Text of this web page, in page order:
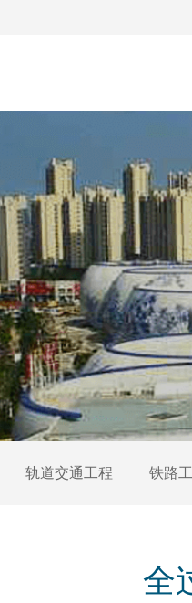
轨道交通工程 铁路
全